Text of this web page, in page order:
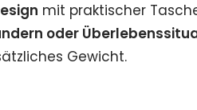
mit praktischer
oder
Gewicht.